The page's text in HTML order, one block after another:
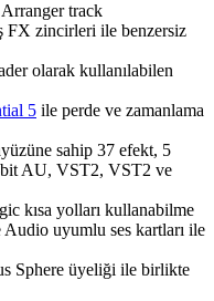
track
FX zincirleri ile benzersiz
olarak kullanılabilen
5 ile perde ve zamanlama
sahip 37 efekt, 5
bit AU, VST2, VST2 ve
kısa yolları kullanabilme
uyumlu ses kartları ile
Sphere üyeliği ile birlikte